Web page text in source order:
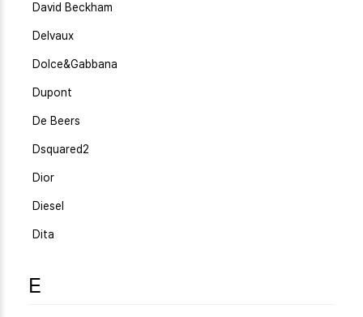
David Beckham
Delvaux
Dolce&Gabbana
Dupont
De Beers
Dsquared2
Dior
Diesel
Dita
E